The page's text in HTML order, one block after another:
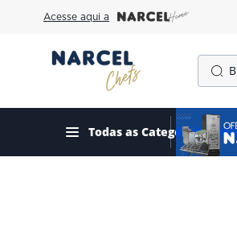
Acesse aqui a
Todas as Categorias
1º
2º